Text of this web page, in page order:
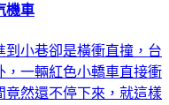
機車
到小巷卻是橫衝直撞，台
，一輛紅色小轎車直接衝
竟然還不停下來，就這樣